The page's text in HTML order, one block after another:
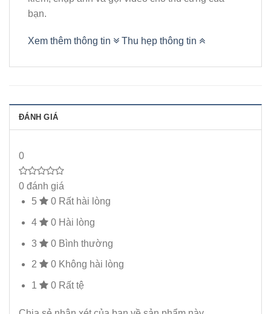
bạn.
Xem thêm thông tin Thu hẹp thông tin
ĐÁNH GIÁ
0
0 đánh giá
5
0 Rất hài lòng
4 0 Hài lòng
3 0 Bình thường
2 0 Không hài lòng
1 0 Rất tệ